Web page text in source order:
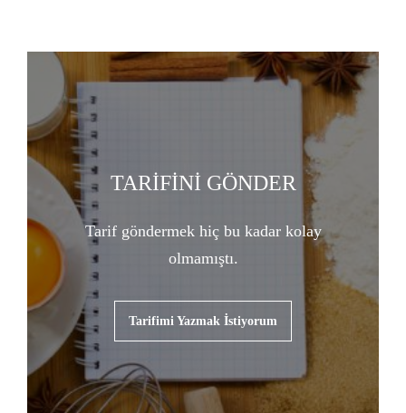
TARİFİNİ GÖNDER
Tarif göndermek hiç bu kadar kolay
olmamıştı.
Tarifimi Yazmak İstiyorum